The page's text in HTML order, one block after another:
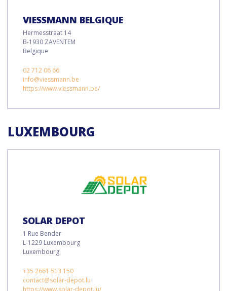
VIESSMANN BELGIQUE
Hermesstraat 14
B-1930 ZAVENTEM
Belgique
02 712 06 66
info@viessmann.be
https://www.viessmann.be/
LUXEMBOURG
SOLAR DEPOT
1 Rue Bender
L-1229 Luxembourg
Luxembourg
+35 2661 513 150
contact@solar-depot.lu
https://www.solar-depot.lu/